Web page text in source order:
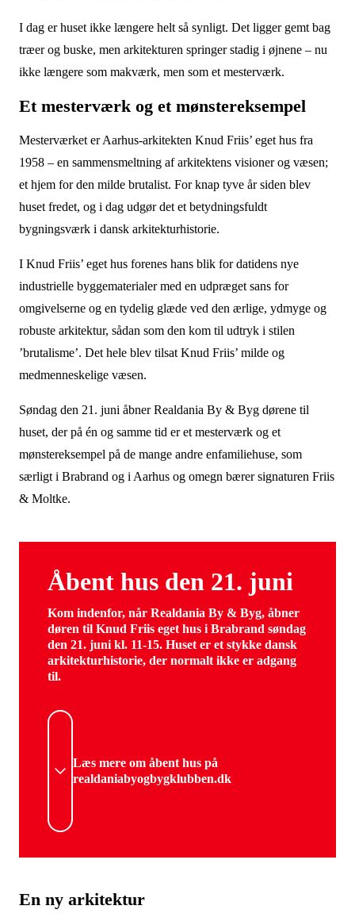
I dag er huset ikke længere helt så synligt. Det ligger gemt bag
træer og buske, men arkitekturen springer stadig i øjnene – nu
ikke længere som makværk, men som et mesterværk.
Et mesterværk og et mønstereksempel
Mesterværket er Aarhus-arkitekten Knud Friis’ eget hus fra
1958 – en sammensmeltning af arkitektens visioner og væsen;
et hjem for den milde brutalist. For knap tyve år siden blev
huset fredet, og i dag udgør det et betydningsfuldt
bygningsværk i dansk arkitekturhistorie.
I Knud Friis’ eget hus forenes hans blik for datidens nye
industrielle byggematerialer med en udpræget sans for
omgivelserne og en tydelig glæde ved den ærlige, ydmyge og
robuste arkitektur, sådan som den kom til udtryk i stilen
’brutalisme’. Det hele blev tilsat Knud Friis’ milde og
medmenneskelige væsen.
Søndag den 21. juni åbner Realdania By & Byg dørene til
huset, der på én og samme tid er et mesterværk og et
mønstereksempel på de mange andre enfamiliehuse, som
særligt i Brabrand og i Aarhus og omegn bærer signaturen Friis
& Moltke.
Åbent hus den 21. juni
Kom indenfor, når Realdania By & Byg, åbner
døren til Knud Friis eget hus i Brabrand søndag
den 21. juni kl. 11-15. Huset er et stykke dansk
arkitekturhistorie, der normalt ikke er adgang
til.
Læs mere om åbent hus på
realdaniabyogbygklubben.dk
En ny arkitektur